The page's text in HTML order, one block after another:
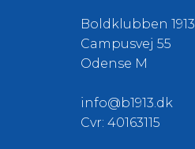
Boldklubben 1913
Campusvej 55
Odense M
info@b1913.dk
Cvr: 40163115